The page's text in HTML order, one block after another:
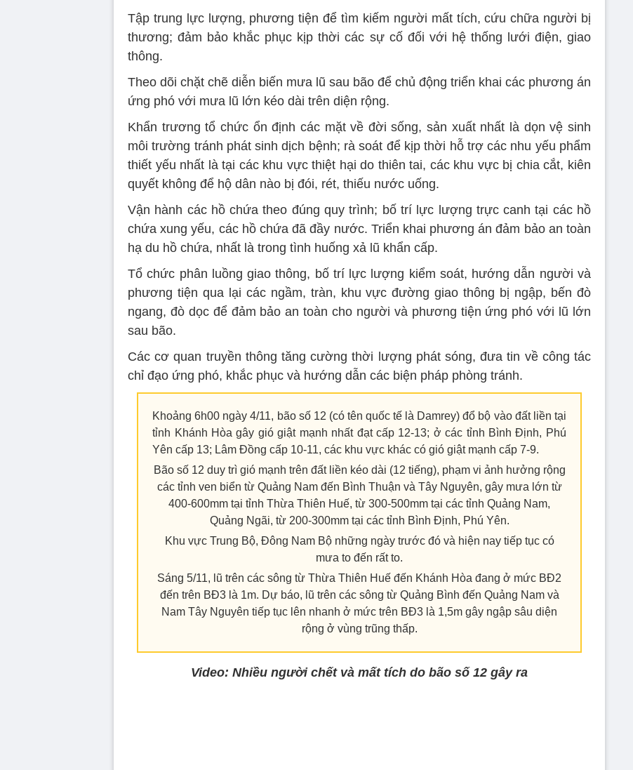
Tập trung lực lượng, phương tiện để tìm kiếm người mất tích, cứu chữa người bị
thương; đảm bảo khắc phục kịp thời các sự cố đối với hệ thống lưới điện, giao
thông.
Theo dõi chặt chẽ diễn biến mưa lũ sau bão để chủ động triển khai các phương án
ứng phó với mưa lũ lớn kéo dài trên diện rộng.
Khẩn trương tổ chức ổn định các mặt về đời sống, sản xuất nhất là dọn vệ sinh
môi trường tránh phát sinh dịch bệnh; rà soát để kịp thời hỗ trợ các nhu yếu phẩm
thiết yếu nhất là tại các khu vực thiệt hại do thiên tai, các khu vực bị chia cắt, kiên
quyết không để hộ dân nào bị đói, rét, thiếu nước uống.
Vận hành các hồ chứa theo đúng quy trình; bố trí lực lượng trực canh tại các hồ
chứa xung yếu, các hồ chứa đã đầy nước. Triển khai phương án đảm bảo an toàn
hạ du hồ chứa, nhất là trong tình huống xả lũ khẩn cấp.
Tổ chức phân luồng giao thông, bố trí lực lượng kiểm soát, hướng dẫn người và
phương tiện qua lại các ngầm, tràn, khu vực đường giao thông bị ngập, bến đò
ngang, đò dọc để đảm bảo an toàn cho người và phương tiện ứng phó với lũ lớn
sau bão.
Các cơ quan truyền thông tăng cường thời lượng phát sóng, đưa tin về công tác
chỉ đạo ứng phó, khắc phục và hướng dẫn các biện pháp phòng tránh.
Khoảng 6h00 ngày 4/11, bão số 12 (có tên quốc tế là Damrey) đổ bộ vào đất liền tại
tỉnh Khánh Hòa gây gió giật mạnh nhất đạt cấp 12-13; ở các tỉnh Bình Định, Phú
Yên cấp 13; Lâm Đồng cấp 10-11, các khu vực khác có gió giật mạnh cấp 7-9.
Bão số 12 duy trì gió mạnh trên đất liền kéo dài (12 tiếng), phạm vi ảnh hưởng rộng
các tỉnh ven biển từ Quảng Nam đến Bình Thuận và Tây Nguyên, gây mưa lớn từ
400-600mm tại tỉnh Thừa Thiên Huế, từ 300-500mm tại các tỉnh Quảng Nam,
Quảng Ngãi, từ 200-300mm tại các tỉnh Bình Định, Phú Yên.
Khu vực Trung Bộ, Đông Nam Bộ những ngày trước đó và hiện nay tiếp tục có
mưa to đến rất to.
Sáng 5/11, lũ trên các sông từ Thừa Thiên Huế đến Khánh Hòa đang ở mức BĐ2
đến trên BĐ3 là 1m. Dự báo, lũ trên các sông từ Quảng Bình đến Quảng Nam và
Nam Tây Nguyên tiếp tục lên nhanh ở mức trên BĐ3 là 1,5m gây ngập sâu diện
rộng ở vùng trũng thấp.
Video: Nhiều người chết và mất tích do bão số 12 gây ra